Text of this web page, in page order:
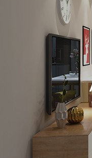
姓名
手机